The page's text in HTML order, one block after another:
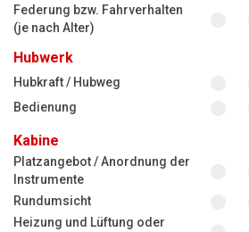
Federung bzw. Fahrverhalten
(je nach Alter)
Hubwerk
Hubkraft / Hubweg
Bedienung
Kabine
Platzangebot / Anordnung der
Instrumente
Rundumsicht
Heizung und Lüftung oder